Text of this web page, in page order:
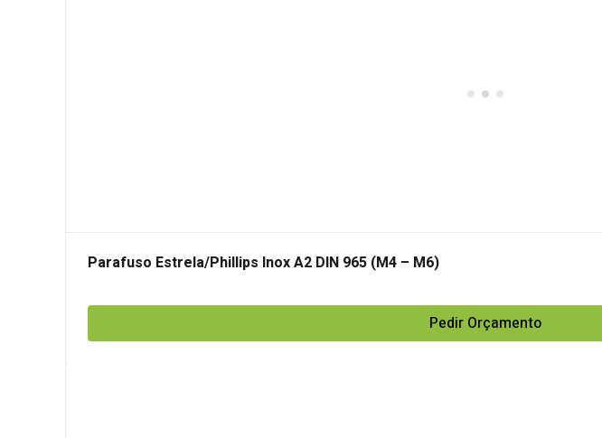
Parafuso Estrela/Phillips Inox A2 DIN 965 (M4 – M6)
Pedir Orçamento